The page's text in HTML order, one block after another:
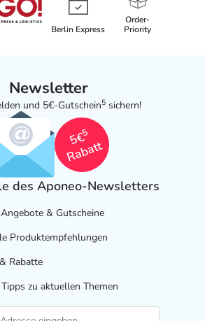
Berlin Express
Order-
Priority
Newsletter
und 5€-Gutschein5 sichern!
5€
5
Rabatt
des Aponeo-Newsletters
& Gutscheine
Produktempfehlungen
Rabatte
zu aktuellen Themen